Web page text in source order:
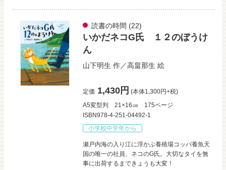
読書の時間 (22)
いかだネコG氏 １２のぼうけ
ん
山下明生 作／高畠那生 絵
定価 1,430円 (本体1,300円+税)
A5変型判
21×16㎝
175ページ
ISBN978-4-251-04492-1
小学校中学年から
瀬戸内海の入り江に浮かぶ養殖場コッパ養魚天
国の唯一の社員、ネコのG氏。大切なタイを無
事に出荷するまできょうも大変！